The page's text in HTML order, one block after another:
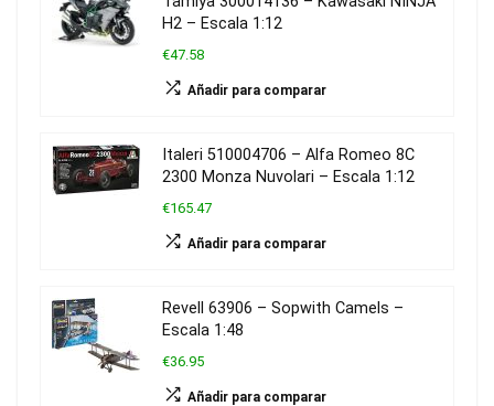
H2 – Escala 1:12
€47.58
Añadir para comparar
Italeri 510004706 – Alfa Romeo 8C
2300 Monza Nuvolari – Escala 1:12
€165.47
Añadir para comparar
Revell 63906 – Sopwith Camels –
Escala 1:48
€36.95
Añadir para comparar